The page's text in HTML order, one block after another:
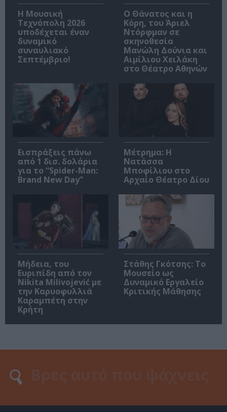
Η Μουσική
Τεχνόπολη 2026
υποδέχεται έναν
δυναμικό
συναυλιακό
Σεπτέμβριο!
Ο Θάνατος και η
Κόρη, του Άριελ
Ντόρφμαν σε
σκηνοθεσία
Μανώλη Δούνια και
Αιμίλιου Χειλάκη
στο Θέατρο Αθηνών
Εισπράξεις πάνω
από 1 δισ. δολάρια
για το “Spider-Man:
Brand New Day”
Μέτρημα: Η
Νατάσσα
Μποφίλιου στο
Αρχαίο Θέατρο Δίου
Μήδεια, του
Ευριπίδη από τον
Nikita Milivojević με
την Καρυοφυλλιά
Καραμπέτη στην
Κρήτη
Στάθης Γκότσης: Το
Μουσείο ως
Δυναμικό Εργαλείο
Κριτικής Μάθησης